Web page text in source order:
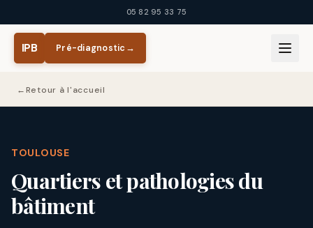
Aller au contenu principal05 82 95 33 75
IPB Pré-diagnostic →
←Retour à l'accueil
TOULOUSE
Quartiers et pathologies du
bâtiment